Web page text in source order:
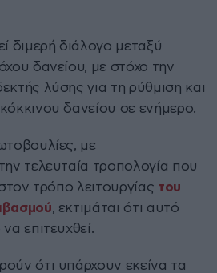
διμερή διάλογο μεταξύ
δανείου, με στόχο την
λύσης για τη ρύθμιση και
δανείου σε ενήμερο.
με
τελευταία τροπολογία που
στον τρόπο λειτουργίας του
, εκτιμάται ότι αυτό
επιτευχθεί.
ότι υπάρχουν εκείνα τα